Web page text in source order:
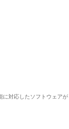
に対応したソフトウェアが